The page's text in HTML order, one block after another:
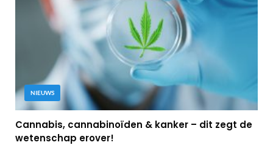
NIEUWS
Cannabis, cannabinoïden & kanker – dit zegt de
wetenschap erover!